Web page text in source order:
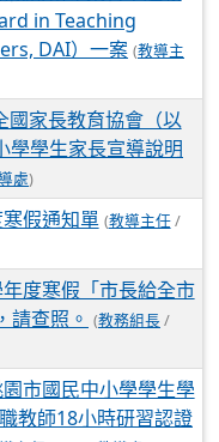
in Teaching
DAI）一案 (教導主
國家長教育協會（以
學學生家長宣導說明
處)
假通知單 (教導主任 /
度寒假「市長給全市
請查照。 (教務組長 /
市國民中小學學生學
教師18小時研習認證